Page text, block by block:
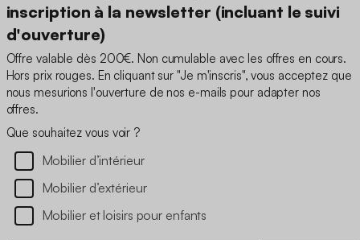
inscription à la newsletter (incluant le suivi
d'ouverture)
Offre valable dès 200€. Non cumulable avec les offres en cours.
Hors prix rouges. En cliquant sur "Je m'inscris", vous acceptez que
nous mesurions l'ouverture de nos e-mails pour adapter nos
offres.
Que souhaitez vous voir ?
Mobilier d’intérieur
Mobilier d’extérieur
Mobilier et loisirs pour enfants